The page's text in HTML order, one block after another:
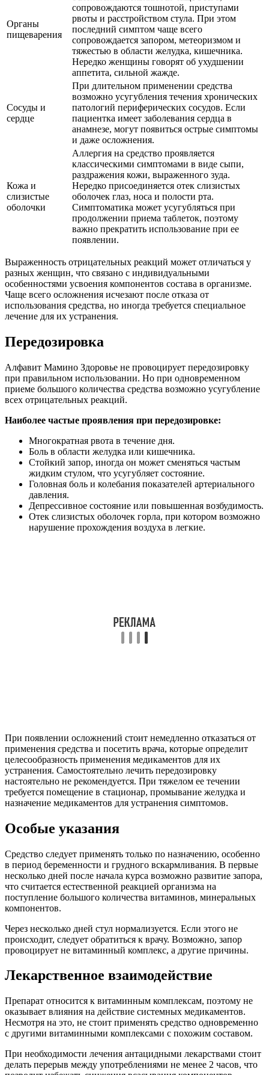
Органы
пищеварения
сопровождаются тошнотой, приступами
рвоты и расстройством стула. При этом
последний симптом чаще всего
сопровождается запором, метеоризмом и
тяжестью в области желудка, кишечника.
Нередко женщины говорят об ухудшении
аппетита, сильной жажде.
Сосуды и
сердце
При длительном применении средства
возможно усугубления течения хронических
патологий периферических сосудов. Если
пациентка имеет заболевания сердца в
анамнезе, могут появиться острые симптомы
и даже осложнения.
Кожа и
слизистые
оболочки
Аллергия на средство проявляется
классическими симптомами в виде сыпи,
раздражения кожи, выраженного зуда.
Нередко присоединяется отек слизистых
оболочек глаз, носа и полости рта.
Симптоматика может усугубляться при
продолжении приема таблеток, поэтому
важно прекратить использование при ее
появлении.
Выраженность отрицательных реакций может отличаться у
разных женщин, что связано с индивидуальными
особенностями усвоения компонентов состава в организме.
Чаще всего осложнения исчезают после отказа от
использования средства, но иногда требуется специальное
лечение для их устранения.
Передозировка
Алфавит Мамино Здоровье не провоцирует передозировку
при правильном использовании. Но при одновременном
приеме большого количества средства возможно усугубление
всех отрицательных реакций.
Наиболее частые проявления при передозировке:
Многократная рвота в течение дня.
Боль в области желудка или кишечника.
Стойкий запор, иногда он может сменяться частым
жидким стулом, что усугубляет состояние.
Головная боль и колебания показателей артериального
давления.
Депрессивное состояние или повышенная возбудимость.
Отек слизистых оболочек горла, при котором возможно
нарушение прохождения воздуха в легкие.
При появлении осложнений стоит немедленно отказаться от
применения средства и посетить врача, которые определит
целесообразность применения медикаментов для их
устранения. Самостоятельно лечить передозировку
настоятельно не рекомендуется. При тяжелом ее течении
требуется помещение в стационар, промывание желудка и
назначение медикаментов для устранения симптомов.
Особые указания
Средство следует применять только по назначению, особенно
в период беременности и грудного вскармливания. В первые
несколько дней после начала курса возможно развитие запора,
что считается естественной реакцией организма на
поступление большого количества витаминов, минеральных
компонентов.
Через несколько дней стул нормализуется. Если этого не
происходит, следует обратиться к врачу. Возможно, запор
провоцирует не витаминный комплекс, а другие причины.
Лекарственное взаимодействие
Препарат относится к витаминным комплексам, поэтому не
оказывает влияния на действие системных медикаментов.
Несмотря на это, не стоит применять средство одновременно
с другими витаминными комплексами с похожим составом.
При необходимости лечения антацидными лекарствами стоит
делать перерыв между употреблениями не менее 2 часов, что